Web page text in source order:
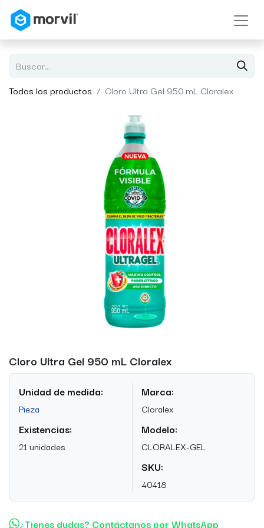
Todos los productos Cloro Ultra Gel 950 mL Cloralex
Cloro Ultra Gel 950 mL Cloralex
Unidad de medida:
Pieza
Existencias:
21 unidades
Marca:
Cloralex
Modelo:
CLORALEX-GEL
SKU:
40418
¿Tienes dudas? Contáctanos por WhatsApp